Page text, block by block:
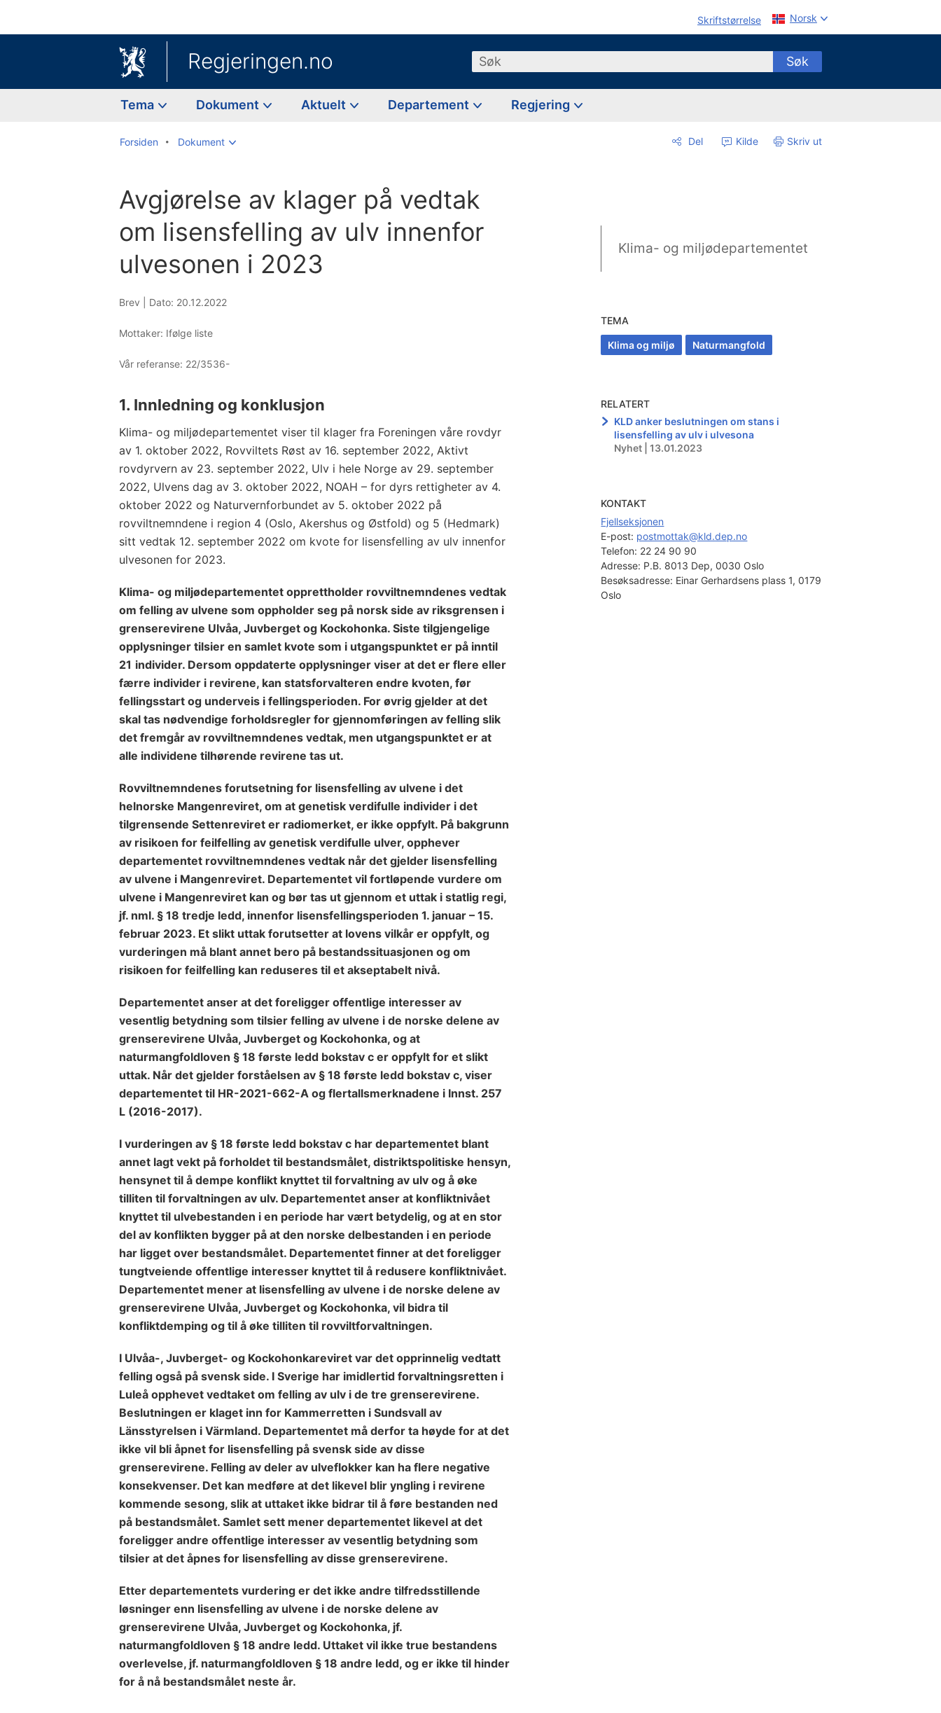
Skriftstørrelse Norsk
Regjeringen.no Søk Søk
Tema Dokument Aktuelt Departement Regjering
Forsiden Dokument Del Kilde Skriv ut
Avgjørelse av klager på vedtak
om lisensfelling av ulv innenfor
ulvesonen i 2023
Brev | Dato: 20.12.2022
Mottaker: Ifølge liste
Vår referanse: 22/3536-
1. Innledning og konklusjon
Klima- og miljødepartementet viser til klager fra Foreningen våre rovdyr
av 1. oktober 2022, Rovviltets Røst av 16. september 2022, Aktivt
rovdyrvern av 23. september 2022, Ulv i hele Norge av 29. september
2022, Ulvens dag av 3. oktober 2022, NOAH – for dyrs rettigheter av 4.
oktober 2022 og Naturvernforbundet av 5. oktober 2022 på
rovviltnemndene i region 4 (Oslo, Akershus og Østfold) og 5 (Hedmark)
sitt vedtak 12. september 2022 om kvote for lisensfelling av ulv innenfor
ulvesonen for 2023.
Klima- og miljødepartementet opprettholder rovviltnemndenes vedtak
om felling av ulvene som oppholder seg på norsk side av riksgrensen i
grenserevirene Ulvåa, Juvberget og Kockohonka. Siste tilgjengelige
opplysninger tilsier en samlet kvote som i utgangspunktet er på inntil
21 individer. Dersom oppdaterte opplysninger viser at det er flere eller
færre individer i revirene, kan statsforvalteren endre kvoten, før
fellingsstart og underveis i fellingsperioden. For øvrig gjelder at det
skal tas nødvendige forholdsregler for gjennomføringen av felling slik
det fremgår av rovviltnemndenes vedtak, men utgangspunktet er at
alle individene tilhørende revirene tas ut.
Rovviltnemndenes forutsetning for lisensfelling av ulvene i det
helnorske Mangenreviret, om at genetisk verdifulle individer i det
tilgrensende Settenreviret er radiomerket, er ikke oppfylt. På bakgrunn
av risikoen for feilfelling av genetisk verdifulle ulver, opphever
departementet rovviltnemndenes vedtak når det gjelder lisensfelling
av ulvene i Mangenreviret. Departementet vil fortløpende vurdere om
ulvene i Mangenreviret kan og bør tas ut gjennom et uttak i statlig regi,
jf. nml. § 18 tredje ledd, innenfor lisensfellingsperioden 1. januar – 15.
februar 2023. Et slikt uttak forutsetter at lovens vilkår er oppfylt, og
vurderingen må blant annet bero på bestandssituasjonen og om
risikoen for feilfelling kan reduseres til et akseptabelt nivå.
Departementet anser at det foreligger offentlige interesser av
vesentlig betydning som tilsier felling av ulvene i de norske delene av
grenserevirene Ulvåa, Juvberget og Kockohonka, og at
naturmangfoldloven § 18 første ledd bokstav c er oppfylt for et slikt
uttak. Når det gjelder forståelsen av § 18 første ledd bokstav c, viser
departementet til HR-2021-662-A og flertallsmerknadene i Innst. 257
L (2016-2017).
I vurderingen av § 18 første ledd bokstav c har departementet blant
annet lagt vekt på forholdet til bestandsmålet, distriktspolitiske hensyn,
hensynet til å dempe konflikt knyttet til forvaltning av ulv og å øke
tilliten til forvaltningen av ulv. Departementet anser at konfliktnivået
knyttet til ulvebestanden i en periode har vært betydelig, og at en stor
del av konflikten bygger på at den norske delbestanden i en periode
har ligget over bestandsmålet. Departementet finner at det foreligger
tungtveiende offentlige interesser knyttet til å redusere konfliktnivået.
Departementet mener at lisensfelling av ulvene i de norske delene av
grenserevirene Ulvåa, Juvberget og Kockohonka, vil bidra til
konfliktdemping og til å øke tilliten til rovviltforvaltningen.
I Ulvåa-, Juvberget- og Kockohonkareviret var det opprinnelig vedtatt
felling også på svensk side. I Sverige har imidlertid forvaltningsretten i
Luleå opphevet vedtaket om felling av ulv i de tre grenserevirene.
Beslutningen er klaget inn for Kammerretten i Sundsvall av
Länsstyrelsen i Värmland. Departementet må derfor ta høyde for at det
ikke vil bli åpnet for lisensfelling på svensk side av disse
grenserevirene. Felling av deler av ulveflokker kan ha flere negative
konsekvenser. Det kan medføre at det likevel blir yngling i revirene
kommende sesong, slik at uttaket ikke bidrar til å føre bestanden ned
på bestandsmålet. Samlet sett mener departementet likevel at det
foreligger andre offentlige interesser av vesentlig betydning som
tilsier at det åpnes for lisensfelling av disse grenserevirene.
Etter departementets vurdering er det ikke andre tilfredsstillende
løsninger enn lisensfelling av ulvene i de norske delene av
grenserevirene Ulvåa, Juvberget og Kockohonka, jf.
naturmangfoldloven § 18 andre ledd. Uttaket vil ikke true bestandens
overlevelse, jf. naturmangfoldloven § 18 andre ledd, og er ikke til hinder
for å nå bestandsmålet neste år.
Klima- og miljødepartementet
TEMA
Klima og miljø Naturmangfold
RELATERT
KLD anker beslutningen om stans i
lisensfelling av ulv i ulvesona
Nyhet | 13.01.2023
KONTAKT
Fjellseksjonen
E-post: postmottak@kld.dep.no
Telefon: 22 24 90 90
Adresse: P.B. 8013 Dep, 0030 Oslo
Besøksadresse: Einar Gerhardsens plass 1, 0179
Oslo